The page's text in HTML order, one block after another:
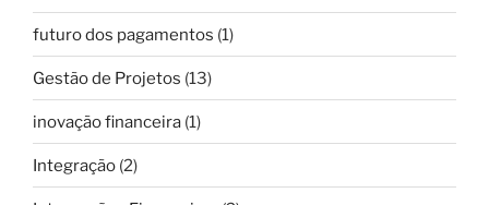
futuro dos pagamentos (1)
Gestão de Projetos (13)
inovação financeira (1)
Integração (2)